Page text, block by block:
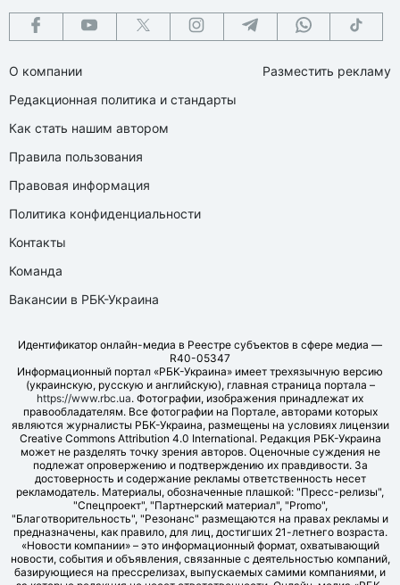
О компании
Редакционная политика и стандарты
Как стать нашим автором
Правила пользования
Правовая информация
Политика конфиденциальности
Контакты
Команда
Вакансии в РБК-Украина
Разместить рекламу
Идентификатор онлайн-медиа в Реестре субъектов в сфере медиа —
R40-05347
Информационный портал «РБК-Украина» имеет трехязычную версию
(украинскую, русскую и английскую), главная страница портала –
https://www.rbc.ua. Фотографии, изображения принадлежат их
правообладателям. Все фотографии на Портале, авторами которых
являются журналисты РБК-Украина, размещены на условиях лицензии
Creative Commons Attribution 4.0 International. Редакция РБК-Украина
может не разделять точку зрения авторов. Оценочные суждения не
подлежат опровержению и подтверждению их правдивости. За
достоверность и содержание рекламы ответственность несет
рекламодатель. Материалы, обозначенные плашкой: "Пресс-релизы",
"Спецпроект", "Партнерский материал", "Promo",
"Благотворительность", "Резонанс" размещаются на правах рекламы и
предназначены, как правило, для лиц, достигших 21-летнего возраста.
«Новости компании» – это информационный формат, охватывающий
новости, события и объявления, связанные с деятельностью компаний,
базирующиеся на прессрелизах, выпускаемых самими компаниями, и